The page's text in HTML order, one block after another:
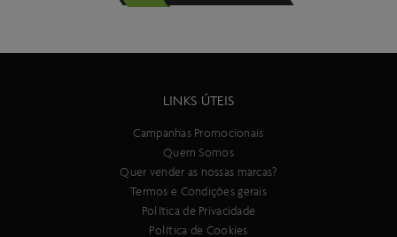
Forqueta
sistema eletrónico de 24 velocidades Shimano Ultegra Di2 RD-
Manípulos de mudança
Sistema de mudanças eletrónico Shimano Ultegra Di2 ST-R8170
Sistema de mudanças eletrónico Shimano Ultegra Di2 FD-R8150
LINKS ÚTEIS
Campanhas Promocionais
Quem Somos
Quer vender as nossas marcas?
Termos e Condições gerais
Política de Privacidade
Política de Cookies